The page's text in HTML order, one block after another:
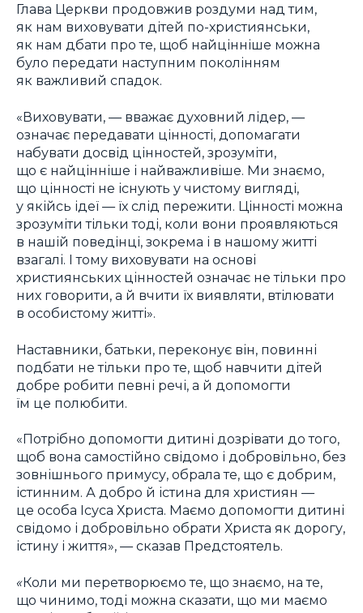
Глава Церкви продовжив роздуми над тим,
як нам виховувати дітей по-християнськи,
як нам дбати про те, щоб найцінніше можна
було передати наступним поколінням
як важливий спадок.
«Виховувати, — вважає духовний лідер, —
означає передавати цінності, допомагати
набувати досвід цінностей, зрозуміти,
що є найцінніше і найважливіше. Ми знаємо,
що цінності не існують у чистому вигляді,
у якійсь ідеї — їх слід пережити. Цінності можна
зрозуміти тільки тоді, коли вони проявляються
в нашій поведінці, зокрема і в нашому житті
взагалі. І тому виховувати на основі
християнських цінностей означає не тільки про
них говорити, а й вчити їх виявляти, втілювати
в особистому житті».
Наставники, батьки, переконує він, повинні
подбати не тільки про те, щоб навчити дітей
добре робити певні речі, а й допомогти
їм це полюбити.
«Потрібно допомогти дитині дозрівати до того,
щоб вона самостійно свідомо і добровільно, без
зовнішнього примусу, обрала те, що є добрим,
істинним. А добро й істина для християн —
це особа Ісуса Христа. Маємо допомогти дитині
свідомо і добровільно обрати Христа як дорогу,
істину і життя», — сказав Предстоятель.
«Коли ми перетворюємо те, що знаємо, на те,
що чинимо, тоді можна сказати, що ми маємо